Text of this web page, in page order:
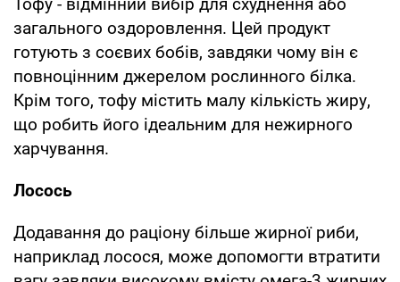
загального оздоровлення. Цей продукт
готують з соєвих бобів, завдяки чому він є
повноцінним джерелом рослинного білка.
Крім того, тофу містить малу кількість жиру,
що робить його ідеальним для нежирного
харчування.
Лосось
Додавання до раціону більше жирної риби,
наприклад лосося, може допомогти втратити